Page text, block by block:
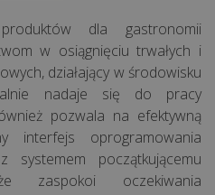
dla gastronomii
w osiągnięciu trwałych i
działający w środowisku
nadaje się do pracy
pozwala na efektywną
interfejs oprogramowania
systemem początkującemu
zaspokoi oczekiwania